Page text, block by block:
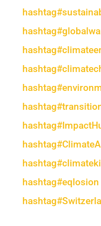
hashtag#
hashtag#
hashtag#
hashtag#
hashtag#
hashtag#
hashtag#
hashtag#
hashtag#
hashtag#eqlosion
hashtag#